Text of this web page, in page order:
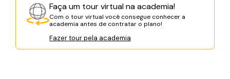
Faça um tour virtual na academia!
Com o tour virtual você consegue conhecer a
academia antes de contratar o plano!
Fazer tour pela academia